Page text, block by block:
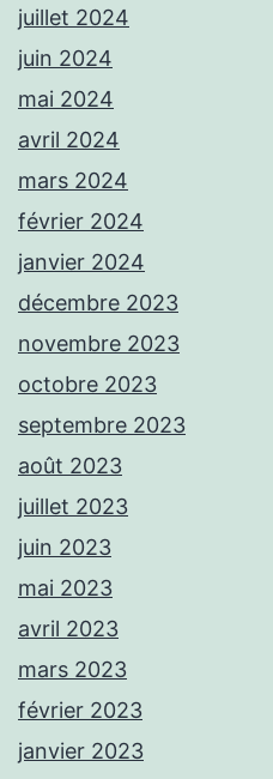
juillet 2024
juin 2024
mai 2024
avril 2024
mars 2024
février 2024
janvier 2024
décembre 2023
novembre 2023
octobre 2023
septembre 2023
août 2023
juillet 2023
juin 2023
mai 2023
avril 2023
mars 2023
février 2023
janvier 2023